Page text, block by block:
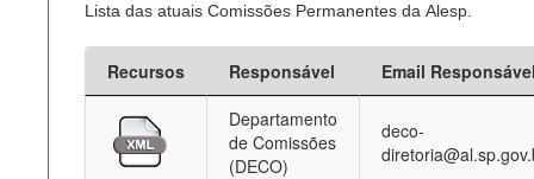
Lista das atuais Comissões Permanentes da Alesp.
Recursos Responsável
Email
Departamento
de Comissões
(DECO)
deco-